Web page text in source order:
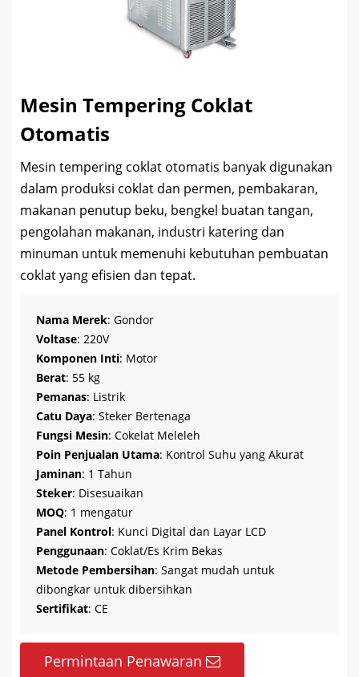
Mesin Tempering Coklat
Otomatis
Mesin tempering coklat otomatis banyak digunakan
dalam produksi coklat dan permen, pembakaran,
makanan penutup beku, bengkel buatan tangan,
pengolahan makanan, industri katering dan
minuman untuk memenuhi kebutuhan pembuatan
coklat yang efisien dan tepat.
Nama Merek: Gondor
Voltase: 220V
Komponen Inti: Motor
Berat: 55 kg
Pemanas: Listrik
Catu Daya: Steker Bertenaga
Fungsi Mesin: Cokelat Meleleh
Poin Penjualan Utama: Kontrol Suhu yang Akurat
Jaminan: 1 Tahun
Steker: Disesuaikan
MOQ: 1 mengatur
Panel Kontrol: Kunci Digital dan Layar LCD
Penggunaan: Coklat/Es Krim Bekas
Metode Pembersihan: Sangat mudah untuk
dibongkar untuk dibersihkan
Sertifikat: CE
Permintaan Penawaran